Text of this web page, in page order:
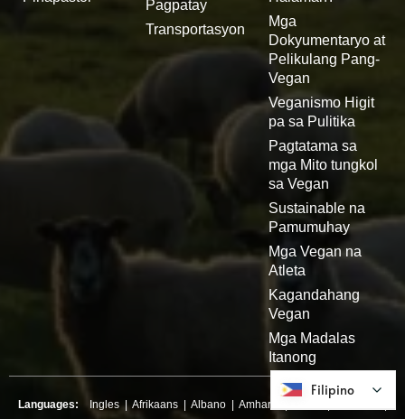
Pagpatay
Transportasyon
Mga
Dokyumentaryo at
Pelikulang Pang-
Vegan
Veganismo Higit
pa sa Pulitika
Pagtatama sa
mga Mito tungkol
sa Vegan
Sustainable na
Pamumuhay
Mga Vegan na
Atleta
Kagandahang
Vegan
Mga Madalas
Itanong
Languages: Ingles | Afrikaans Albano Amharic
Filipino
Filipino